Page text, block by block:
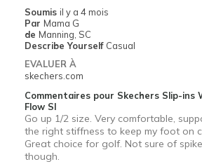
Width
Sizing
View On Shoes
I'm Into Shoes
Soumis il y a 4 mois
Par Mama G
de Manning, SC
Describe Yourself Casual
EVALUER À
skechers.com
Commentaires pour Skechers Slip-ins
Flow SI
Go up 1/2 size. Very comfortable,
the right stiffness to keep my foot on
Great choice for golf. Not sure of
though.